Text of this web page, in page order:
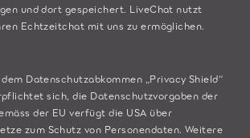
und dort gespeichert. LiveChat nutzt
Echtzeitchat mit uns zu ermöglichen.
Datenschutzabkommen „Privacy Shield“
sich, die Datenschutzvorgaben der
der EU verfügt die USA über
zum Schutz von Personendaten. Weitere